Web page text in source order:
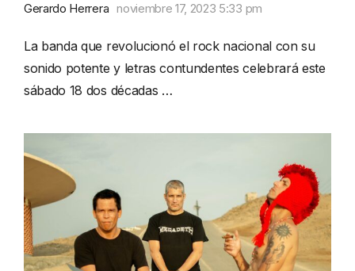
Gerardo Herrera noviembre 17, 2023 5:33 pm
La banda que revolucionó el rock nacional con su
sonido potente y letras contundentes celebrará este
sábado 18 dos décadas …